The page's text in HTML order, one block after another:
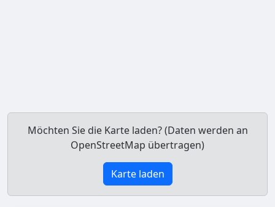
Möchten Sie die Karte laden? (Daten werden an
OpenStreetMap übertragen)
Karte laden